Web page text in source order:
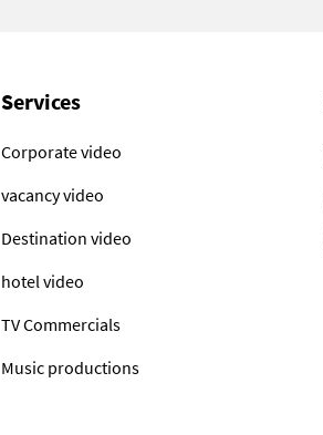
Services
Corporate video
vacancy video
Destination video
hotel video
TV Commercials
Music productions